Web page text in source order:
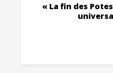
« La fin des